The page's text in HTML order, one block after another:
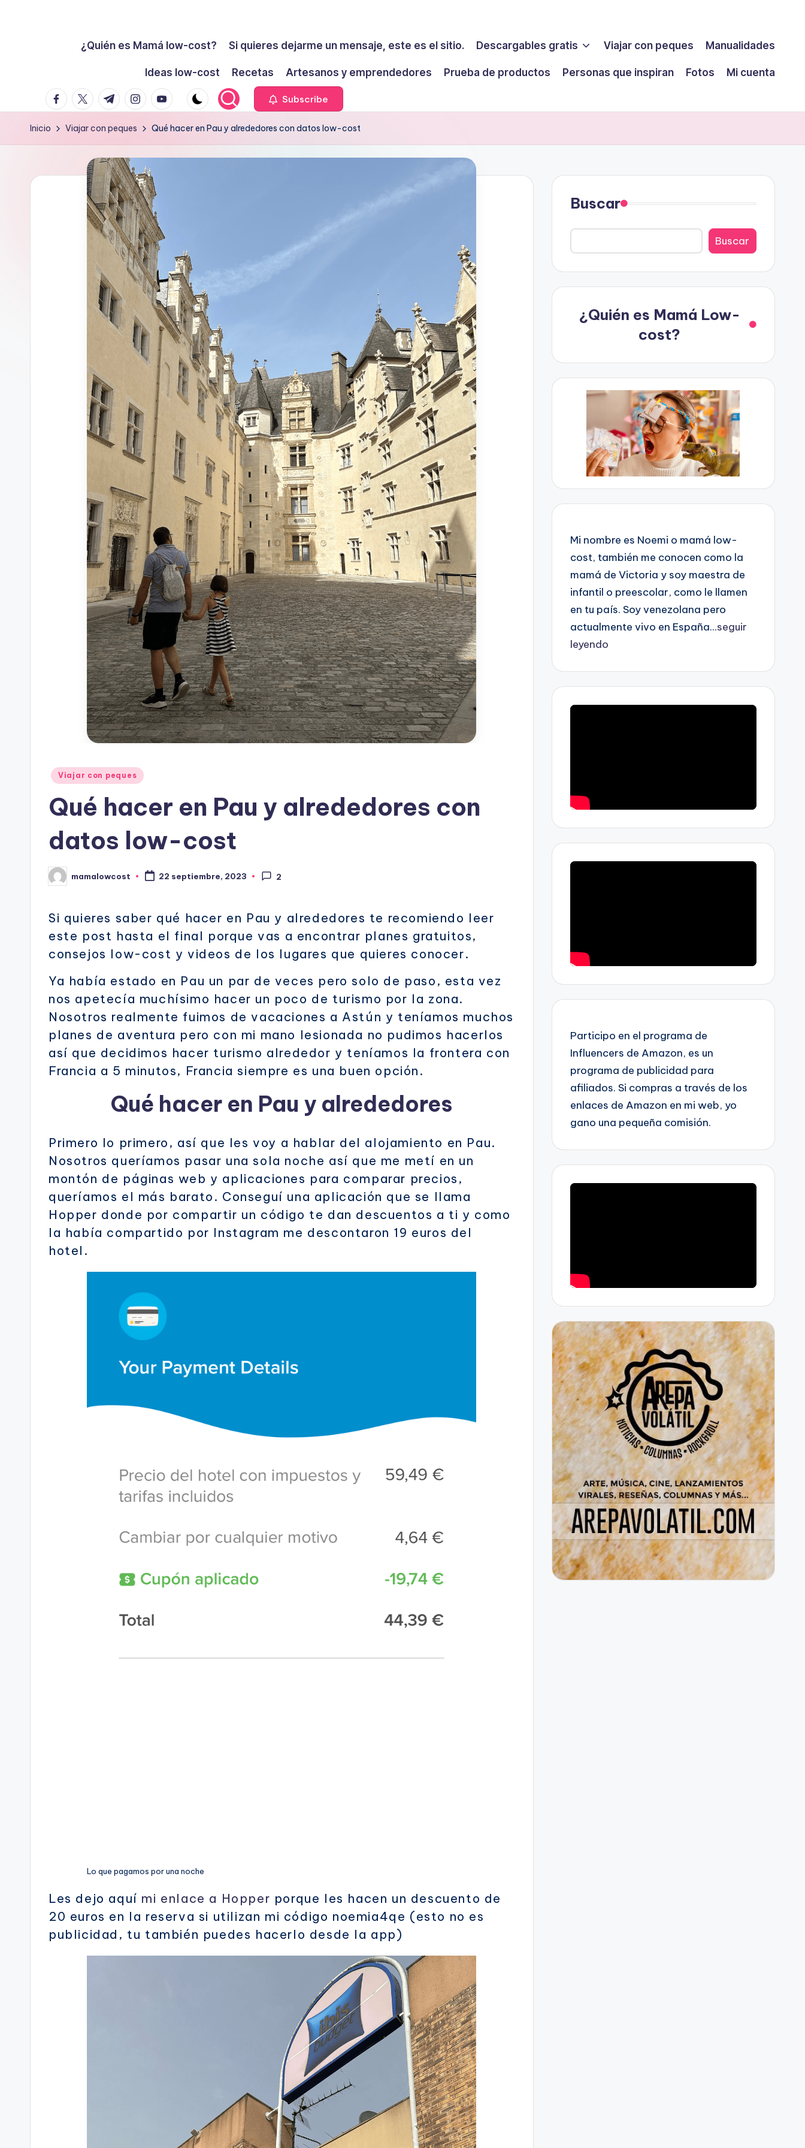
no
morir
en
¿Quién es Mamá low-cost? Si quieres dejarme un mensaje, este es el sitio. Descargables gratis Viajar con peques Manualidades
Ideas low-cost Recetas Artesanos y emprendedores Prueba de productos Personas que inspiran Fotos
Mi cuenta
facebook.com
twitter.com
t.me instagram.com
youtube.com Subscribe
Inicio Viajar con peques Qué hacer en Pau y alrededores con datos low-cost
Publicado
Viajar con peques
Qué hacer en Pau y alrededores con
datos low-cost
Publicado
por
mamalowcost 22 septiembre, 2023 2
Si quieres saber qué hacer en Pau y alrededores te recomiendo leer
este post hasta el final porque vas a encontrar planes gratuitos,
consejos low-cost y videos de los lugares que quieres conocer.
Ya había estado en Pau un par de veces pero solo de paso, esta vez
nos apetecía muchísimo hacer un poco de turismo por la zona.
Nosotros realmente fuimos de vacaciones a Astún y teníamos muchos
planes de aventura pero con mi mano lesionada no pudimos hacerlos
así que decidimos hacer turismo alrededor y teníamos la frontera con
Francia a 5 minutos, Francia siempre es una buen opción.
Qué hacer en Pau y alrededores
Primero lo primero, así que les voy a hablar del alojamiento en Pau.
Nosotros queríamos pasar una sola noche así que me metí en un
montón de páginas web y aplicaciones para comparar precios,
queríamos el más barato. Conseguí una aplicación que se llama
Hopper donde por compartir un código te dan descuentos a ti y como
la había compartido por Instagram me descontaron 19 euros del
hotel.
Lo que pagamos por una noche
Les dejo aquí mi enlace a Hopper porque les hacen un descuento de
20 euros en la reserva si utilizan mi código noemia4qe (esto no es
publicidad, tu también puedes hacerlo desde la app)
Buscar
Buscar
¿Quién es Mamá Low-
cost?
Mi nombre es Noemi o mamá low-
cost, también me conocen como la
mamá de Victoria y soy maestra de
infantil o preescolar, como le llamen
en tu país. Soy venezolana pero
actualmente vivo en España...seguir
leyendo
Participo en el programa de
Influencers de Amazon, es un
programa de publicidad para
afiliados. Si compras a través de los
enlaces de Amazon en mi web, yo
gano una pequeña comisión.